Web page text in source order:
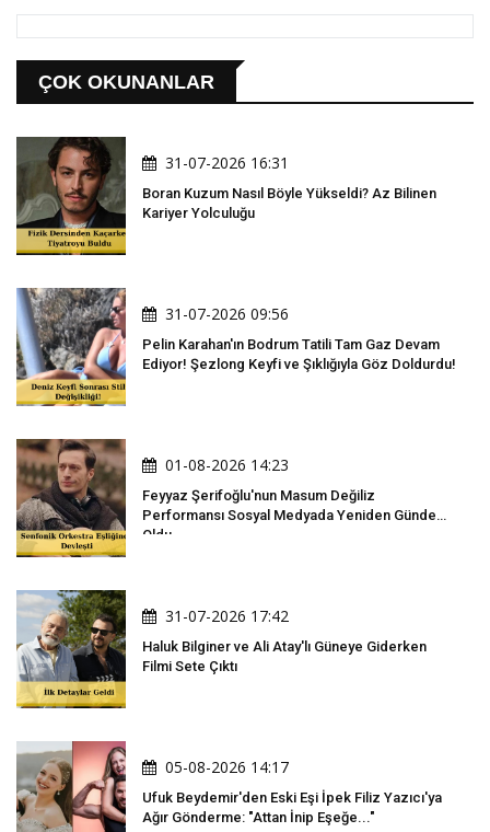
ÇOK OKUNANLAR
31-07-2026 16:31
Boran Kuzum Nasıl Böyle Yükseldi? Az Bilinen
Kariyer Yolculuğu
31-07-2026 09:56
Pelin Karahan'ın Bodrum Tatili Tam Gaz Devam
Ediyor! Şezlong Keyfi ve Şıklığıyla Göz Doldurdu!
01-08-2026 14:23
Feyyaz Şerifoğlu'nun Masum Değiliz
Performansı Sosyal Medyada Yeniden Gündem
Oldu
31-07-2026 17:42
Haluk Bilginer ve Ali Atay'lı Güneye Giderken
Filmi Sete Çıktı
05-08-2026 14:17
Ufuk Beydemir'den Eski Eşi İpek Filiz Yazıcı'ya
Ağır Gönderme: "Attan İnip Eşeğe..."